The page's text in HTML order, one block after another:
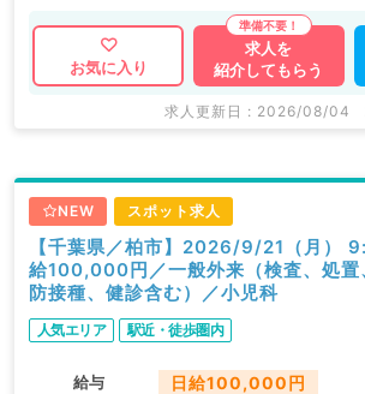
お気に入り
求人を
紹介してもらう
求人更新日 : 2026/08/04
NEW スポット求人
【千葉県／柏市】2026/9/21（月）
給100,000円／一般外来（検査、処置
防接種、健診含む）／小児科
人気エリア 駅近・徒歩圏内
給与 日給100,000円